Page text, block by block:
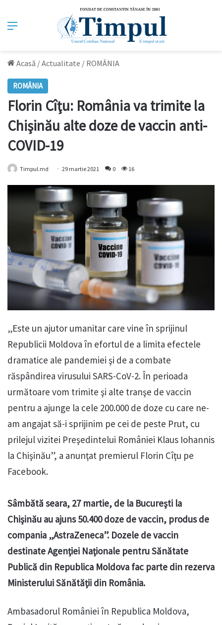
Meniu
Acasă /Actualitate / ROMÂNIA
ROMÂNIA
Florin Cîţu: România va trimite la
Chişinău alte doze de vaccin anti-
COVID-19
Timpul.md 29 martie 2021 0 16
„Este un ajutor umanitar care vine în sprijinul
Republicii Moldova în efortul de a limita efectele
dramatice ale pandemiei şi de a combate
răspândirea virusului SARS-CoV-2. În perioada
următoare vom trimite şi alte tranşe de vaccin
pentru a ajunge la cele 200.000 de doze cu care ne-
am angajat să-i sprijinim pe cei de peste Prut, cu
prilejul vizitei Preşedintelui României Klaus Iohannis
la Chişinău”, a anunţat premierul Florin Cîţu pe
Facebook.
Sâmbătă seara, 27 martie, de la Bucureşti la
Chişinău au ajuns 50.400 doze de vaccin, produs de
compania „AstraZeneca”. Dozele de vaccin
destinate Agenţiei Naţionale pentru Sănătate
Publică din Republica Moldova fac parte din rezerva
Ministerului Sănătăţii din România.
Ambasadorul României în Republica Moldova,